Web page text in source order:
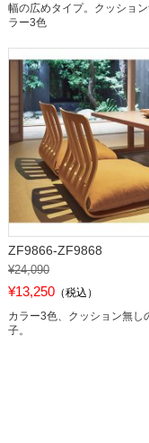
幅の広めタイプ。クッショ
ラー3色
ZF9866-ZF9868
¥24,090
¥13,250（税込）
カラー3色、クッション無し
子。